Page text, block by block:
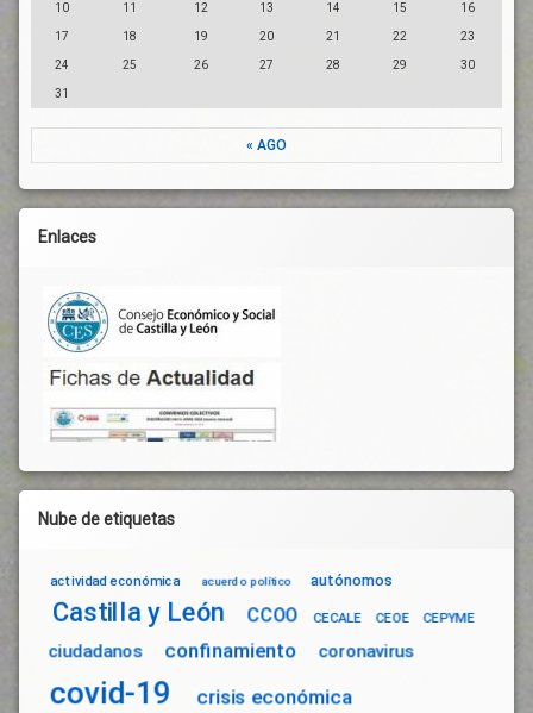
Naturaleza
OPAS
Organizaciones
Profesionales
Agrarias
PAC
Pacto
Europeo
Activa
De
Empleo
Agrarios
Productividad
Progreso
Reconocimiento
Reconstrucción
Rural
Sector
Agrario
10 11 12 13 14 15 16
17 18 19 20 21 22 23
24 25 26 27 28 29 30
31
« AGO
Enlaces
Nube de etiquetas
actividad económica acuerdo político autónomos
Castilla y León CCOO CECALE CEOE CEPYME
ciudadanos confinamiento coronavirus
covid-19 crisis económica